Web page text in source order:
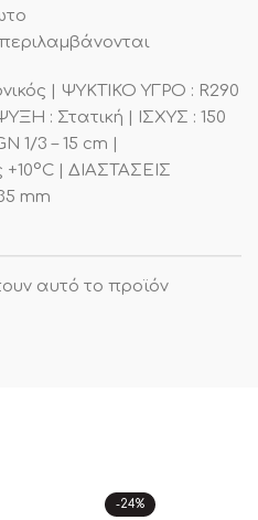
| ΨΥΚΤΙΚΟ ΥΓΡΟ : R290
: Στατική | ΙΣΧΥΣ : 150
1/3 – 15 cm |
| ΔΙΑΣΤΑΣΕΙΣ
mm
αυτό το προϊόν
-24%